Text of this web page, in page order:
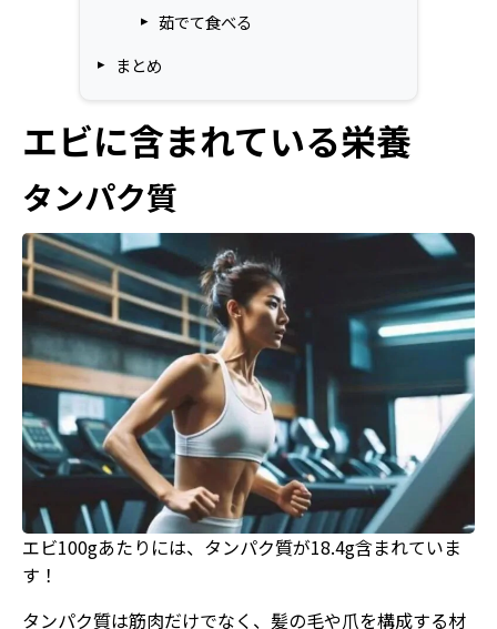
茹でて食べる
まとめ
エビに含まれている栄養
タンパク質
エビ100gあたりには、タンパク質が18.4g含まれていま
す！
タンパク質は筋肉だけでなく、髪の毛や爪を構成する材